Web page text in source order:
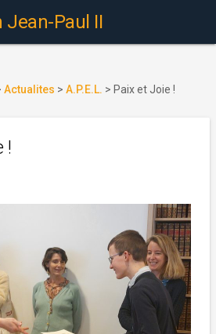
Jean-Paul II
Actualites > A.P.E.L. > Paix et Joie !
!